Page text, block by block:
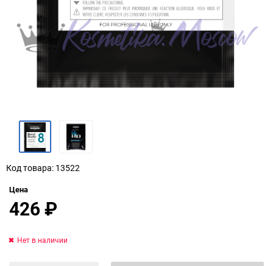
Код товара: 13522
Цена
426₽
Нет в наличии